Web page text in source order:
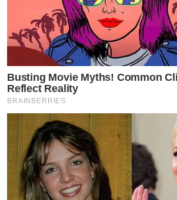
Busting Movie Myths! Common
Reflect Reality
BRAINBERRIES